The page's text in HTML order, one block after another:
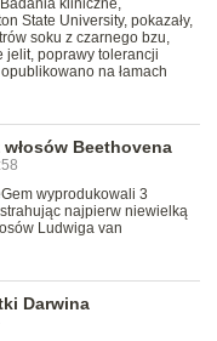
kliniczne,
State University, pokazały,
soku z czarnego bzu,
jelit, poprawy tolerancji
na łamach
Beethovena
wyprodukowali 3
najpierw niewielką
Ludwiga van
Darwina